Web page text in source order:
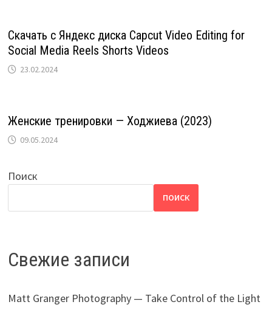
Скачать с Яндекс диска Capcut Video Editing for
Social Media Reels Shorts Videos
23.02.2024
Женские тренировки — Ходжиева (2023)
09.05.2024
Поиск
ПОИСК
Свежие записи
Matt Granger Photography — Take Control of the Light